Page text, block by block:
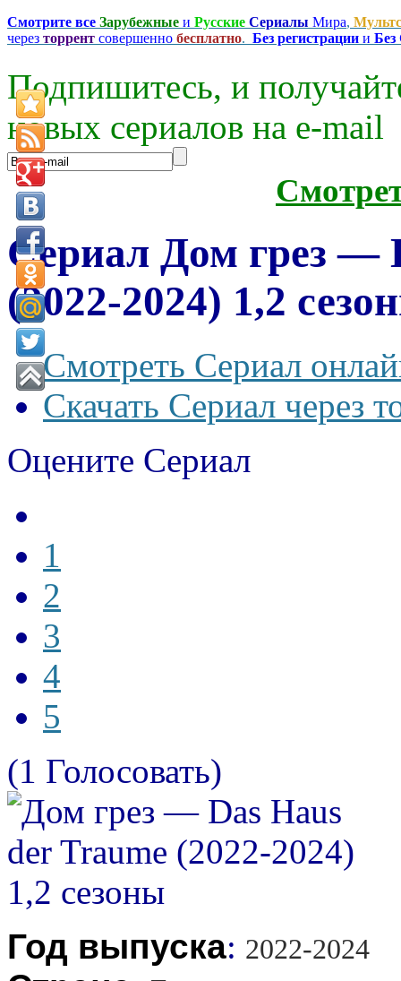
Смотрите все Зарубежные и Русские Сериалы Мира,
через торрент совершенно бесплатно. Без регистрации и
Подпишитесь, и
новых сериалов на e-mаil
Сериал Дом грез —
(2022-2024) 1,2
Смотреть Сериал
Скачать Сериал через
Оцените Сериал
1
2
3
4
5
(1 Голосовать)
Год выпуска: 2022-2024